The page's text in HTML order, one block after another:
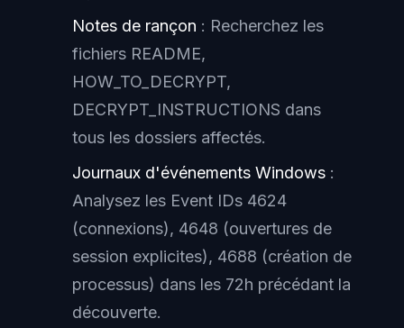
Notes de rançon : Recherchez les
fichiers README,
HOW_TO_DECRYPT,
DECRYPT_INSTRUCTIONS dans
tous les dossiers affectés.
Journaux d'événements Windows :
Analysez les Event IDs 4624
(connexions), 4648 (ouvertures de
session explicites), 4688 (création de
processus) dans les 72h précédant la
découverte.